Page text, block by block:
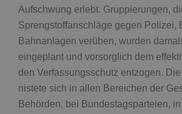
Aufschwung erlebt. Gruppierungen,
Sprengstoffanschläge gegen Polizei,
Bahnanlagen verüben, wurden
eingeplant und vorsorglich dem
den Verfassungsschutz entzogen.
nistete sich in allen Bereichen der
Behörden, bei Bundestagsparteien,